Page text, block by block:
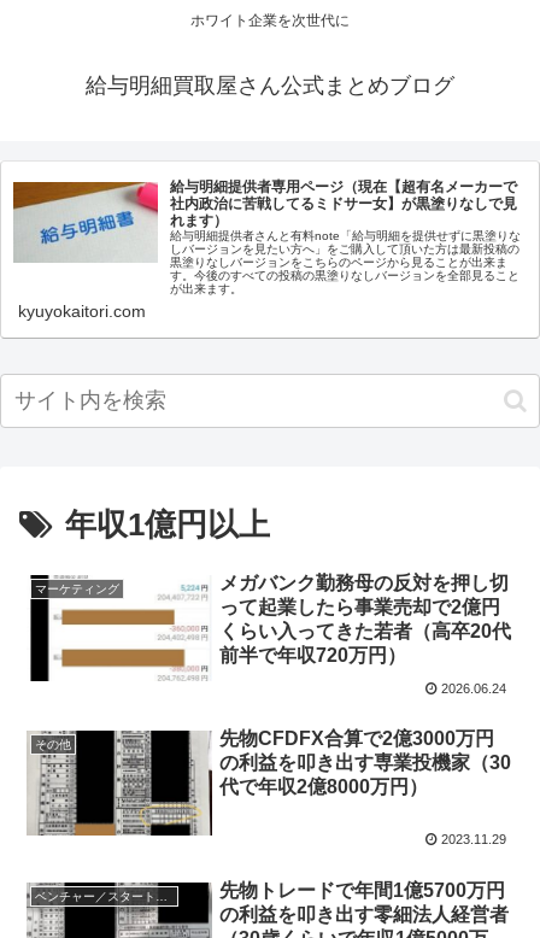
ホワイト企業を次世代に
給与明細買取屋さん公式まとめブログ
給与明細提供者専用ページ（現在【超有名メーカーで
社内政治に苦戦してるミドサー女】が黒塗りなしで見
れます）
給与明細提供者さんと有料note「給与明細を提供せずに黒塗りな
しバージョンを見たい方へ」をご購入して頂いた方は最新投稿の
黒塗りなしバージョンをこちらのページから見ることが出来ま
す。今後のすべての投稿の黒塗りなしバージョンを全部見ること
が出来ます。
kyuyokaitori.com
年収1億円以上
マーケティング
メガバンク勤務母の反対を押し切
って起業したら事業売却で2億円
くらい入ってきた若者（高卒20代
前半で年収720万円）
2026.06.24
その他
先物CFDFX合算で2億3000万円
の利益を叩き出す専業投機家（30
代で年収2億8000万円）
2023.11.29
先物トレードで年間1億5700万円
の利益を叩き出す零細法人経営者